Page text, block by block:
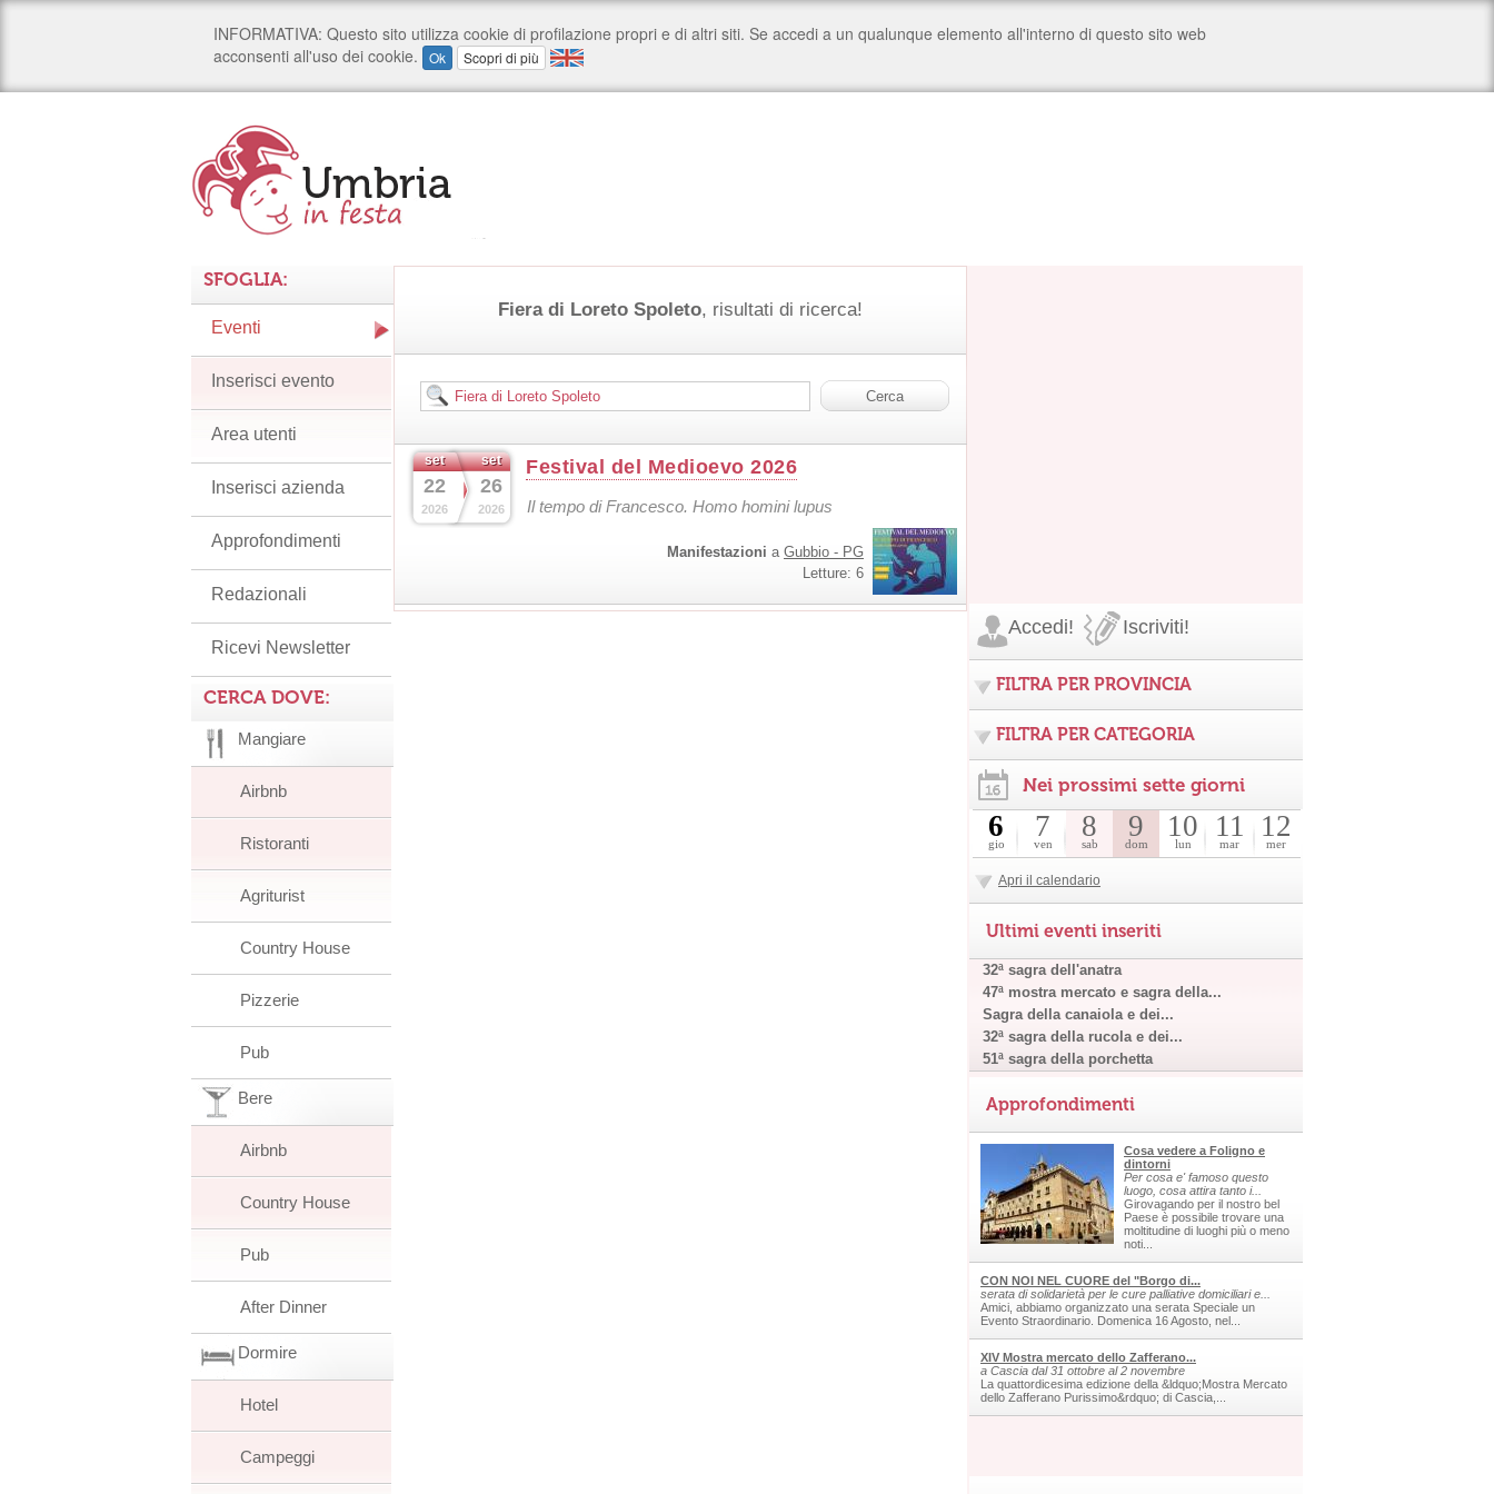
Fiera di Loreto Spoleto, risultati di ricerca!
set
22
2026
set
26
2026
Festival del Medioevo 2026
Il tempo di Francesco. Homo homini lupus
Manifestazioni a Gubbio - PG
Letture: 6
SFOGLIA:
Eventi
Inserisci evento
Area utenti
Inserisci azienda
Approfondimenti
Redazionali
Ricevi Newsletter
CERCA DOVE:
Mangiare
Airbnb
Ristoranti
Agriturist
Country House
Pizzerie
Pub
Bere
Airbnb
Country House
Pub
After Dinner
Dormire
Hotel
Campeggi
Accedi! Iscriviti!
FILTRA PER PROVINCIA
FILTRA PER CATEGORIA
Nei prossimi sette giorni
6
gio
7
ven
8
sab
9
dom
10
lun
11
mar
12
mer
Apri il calendario
Ultimi eventi inseriti
32ª sagra dell'anatra
47ª mostra mercato e sagra della...
Sagra della canaiola e dei...
32ª sagra della rucola e dei...
51ª sagra della porchetta
Approfondimenti
Cosa vedere a Foligno e
dintorni
Per cosa e' famoso questo
luogo, cosa attira tanto i...
Girovagando per il nostro bel
Paese è possibile trovare una
moltitudine di luoghi più o meno
noti...
CON NOI NEL CUORE del "Borgo di...
serata di solidarietà per le cure palliative domiciliari e...
Amici, abbiamo organizzato una serata Speciale un
Evento Straordinario. Domenica 16 Agosto, nel...
XIV Mostra mercato dello Zafferano...
a Cascia dal 31 ottobre al 2 novembre
La quattordicesima edizione della &ldquo;Mostra Mercato
dello Zafferano Purissimo&rdquo; di Cascia,...